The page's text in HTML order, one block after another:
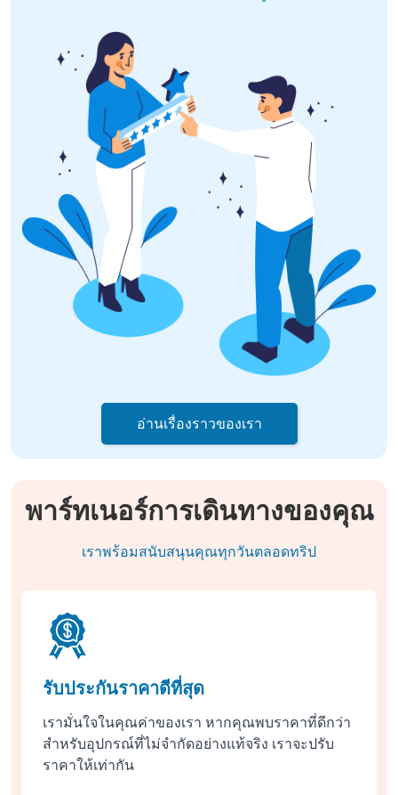
อ่านเรื่องราวของเรา
พาร์ทเนอร์การเดินทางของคุณ
เราพร้อมสนับสนุนคุณทุกวันตลอดทริป
รับประกันราคาดีที่สุด
เรามั่นใจในคุณค่าของเรา หากคุณพบราคาที่ดีกว่า
สำหรับอุปกรณ์ที่ไม่จำกัดอย่างแท้จริง เราจะปรับ
ราคาให้เท่ากัน